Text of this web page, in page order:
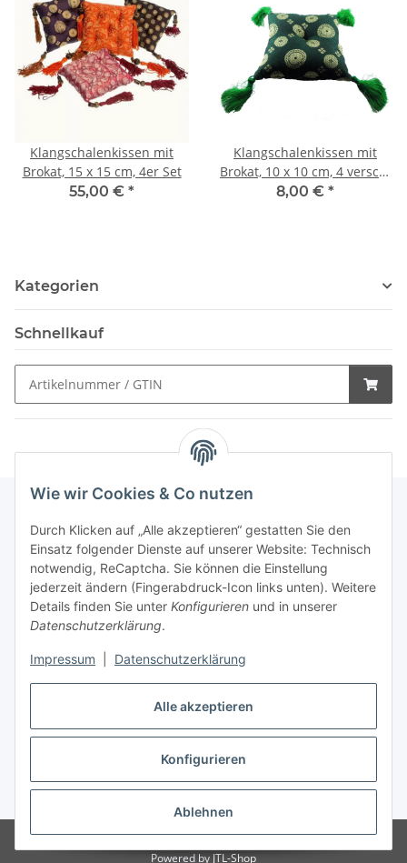
Alle akzeptieren
Konfigurieren
Ablehnen
Wie wir Cookies & Co nutzen
Durch Klicken auf „Alle akzeptieren“ gestatten Sie den
Einsatz folgender Dienste auf unserer Website: Technisch
notwendig, ReCaptcha. Sie können die Einstellung
jederzeit ändern (Fingerabdruck-Icon links unten). Weitere
Details finden Sie unter Konfigurieren und in unserer
Datenschutzerklärung.
Impressum Datenschutzerklärung
Klangschalenkissen mit
Brokat, 15 x 15 cm, 4er Set
55,00 € *
Klangschalenkissen mit
Brokat, 10 x 10 cm, 4 versch.
Farben
8,00 € *
Kategorien
Schnellkauf
Schnellkauf
Vertrag widerrufen
* Alle Preise inkl. gesetzlicher USt., zzgl.
Powered by JTL-Shop